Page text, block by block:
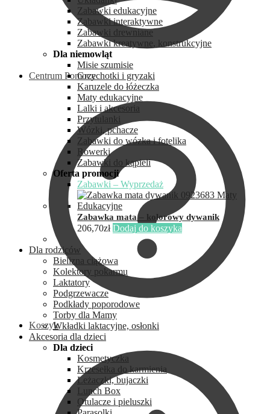
Centrum Pomocy
Koszyk
Zabawki edukacyjne
Zabawki interaktywne
Zabawki drewniane
Zabawki kreatywne, konstrukcyjne
Dla niemowląt
Misie szumisie
Grzechotki i gryzaki
Karuzele do łóżeczka
Maty edukacyjne
Lalki i akcesoria
Przytulanki
Wózki, pchacze
Zabawki do wózka i fotelika
Rowerki
Zabawki do kąpieli
Oferta promocji
Zabawki – Wyprzedaż
Zabawka mata – kolorowy dywanik
206,70zł Dodaj do koszyka
Dla rodziców
Bielizna ciążowa
Kolektory pokarmu
Laktatory
Podgrzewacze
Podkłady poporodowe
Torby dla Mamy
Wkładki laktacyjne, osłonki
Akcesoria dla dzieci
Dla dzieci
Kosmetyczka
Krzesełka do karmienia
Leżaczki, bujaczki
Lunch Box
Otulacze i pieluszki